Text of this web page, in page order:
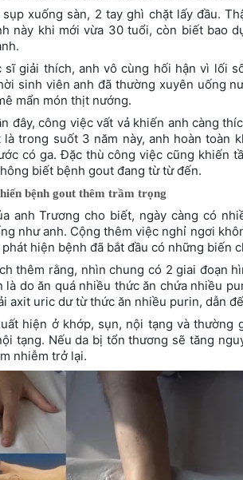
xuống sàn, 2 tay ghì chặt lấy đầu.
này khi mới vừa 30 tuổi, còn biết bao
sĩ giải thích, anh vô cùng hối hận vì lối
sinh viên anh đã thường xuyên uống
mẩn món thịt nướng.
đây, công việc vất vả khiến anh càng
trong suốt 3 năm này, anh hoàn toàn
có ga. Đặc thù công việc cũng khiến
biết bệnh gout đang từ từ đến.
bệnh gout thêm trầm trọng
anh Trương cho biết, ngày càng có
như anh. Cộng thêm việc nghỉ ngơi
hiện bệnh đã bắt đầu có những biến
thêm rằng, nhìn chung có 2 giai đoạn
do ăn quá nhiều thức ăn chứa nhiều
axit uric dư từ thức ăn nhiều purin, dẫn
hiện ở khớp, sụn, nội tạng và thường
tạng. Nếu da bị tổn thương sẽ tăng
nhiễm trở lại.